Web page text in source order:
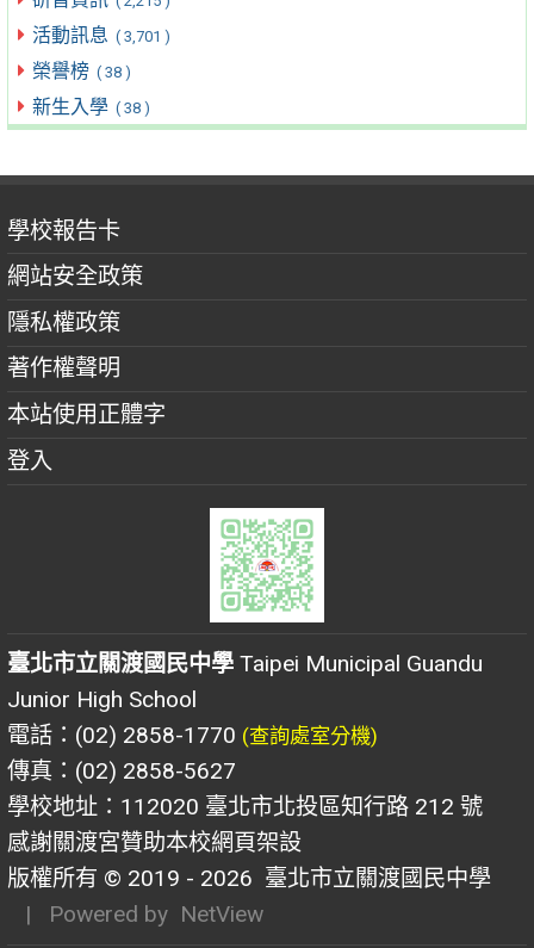
活動訊息 ( 3,701 )
榮譽榜 ( 38 )
新生入學 ( 38 )
學校報告卡
網站安全政策
隱私權政策
著作權聲明
本站使用正體字
登入
臺北市立關渡國民中學 Taipei Municipal Guandu
Junior High School
電話：(02) 2858-1770 (查詢處室分機)
傳真：(02) 2858-5627
學校地址：112020 臺北市北投區知行路 212 號
感謝關渡宮贊助本校網頁架設
版權所有 © 2019 - 2026 臺北市立關渡國民中學
| Powered by NetView